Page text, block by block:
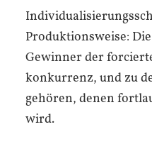
Produktionsweise:
Gewinner der
konkurrenz, und zu
gehören, denen
wird.